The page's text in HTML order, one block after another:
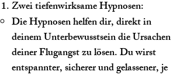
Zwei tiefenwirksame Hypnosen:
Die Hypnosen helfen dir, direkt in
deinem Unterbewusstsein die Ursachen
deiner Flugangst zu lösen. Du wirst
entspannter, sicherer und gelassener, je